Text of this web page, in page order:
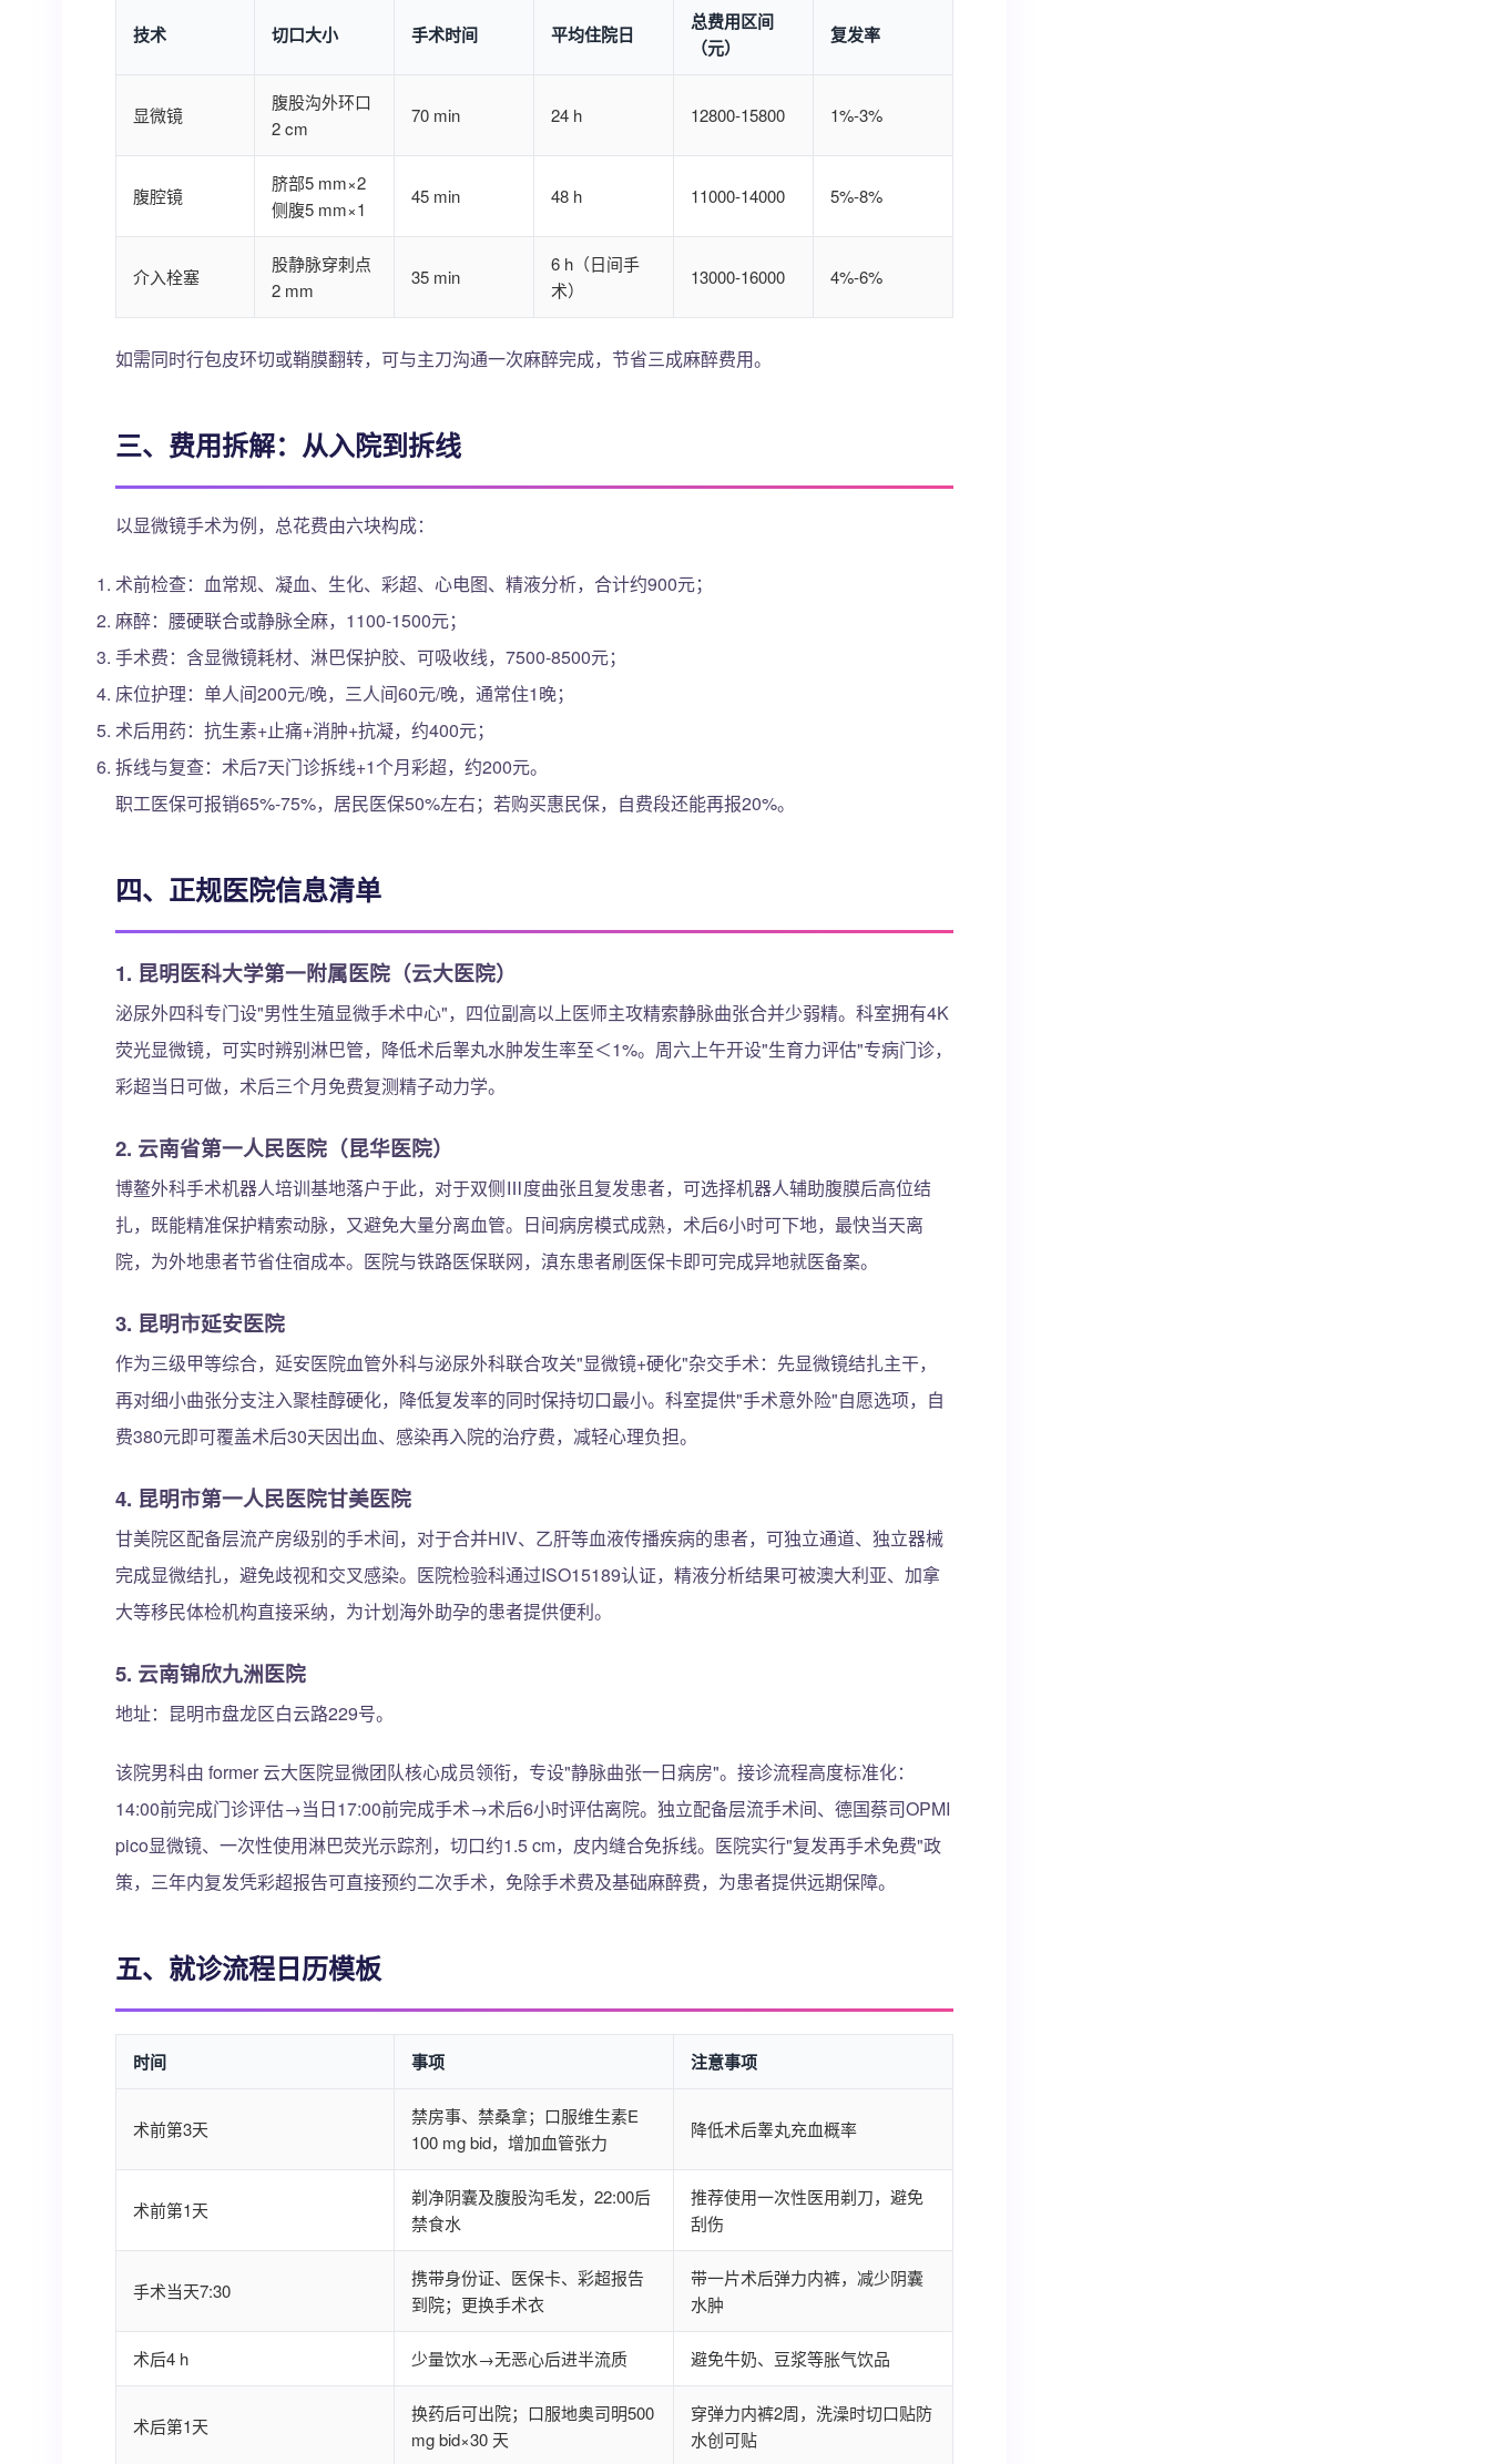
技术 切口大小 手术时间 平均住院日
总费用区间
（元）
复发率
显微镜
腹股沟外环口
2 cm
70 min 24 h 12800-15800 1%-3%
腹腔镜
脐部5 mm×2
侧腹5 mm×1
45 min 48 h 11000-14000 5%-8%
介入栓塞
股静脉穿刺点
2 mm
35 min
6 h（日间手
术）
13000-16000 4%-6%
如需同时行包皮环切或鞘膜翻转，可与主刀沟通一次麻醉完成，节省三成麻醉费用。
三、费用拆解：从入院到拆线
以显微镜手术为例，总花费由六块构成：
术前检查：血常规、凝血、生化、彩超、心电图、精液分析，合计约900元；
麻醉：腰硬联合或静脉全麻，1100-1500元；
手术费：含显微镜耗材、淋巴保护胶、可吸收线，7500-8500元；
床位护理：单人间200元/晚，三人间60元/晚，通常住1晚；
术后用药：抗生素+止痛+消肿+抗凝，约400元；
拆线与复查：术后7天门诊拆线+1个月彩超，约200元。
职工医保可报销65%-75%，居民医保50%左右；若购买惠民保，自费段还能再报20%。
四、正规医院信息清单
1. 昆明医科大学第一附属医院（云大医院）
泌尿外四科专门设"男性生殖显微手术中心"，四位副高以上医师主攻精索静脉曲张合并少弱精。科室拥有4K
荧光显微镜，可实时辨别淋巴管，降低术后睾丸水肿发生率至＜1%。周六上午开设"生育力评估"专病门诊，
彩超当日可做，术后三个月免费复测精子动力学。
2. 云南省第一人民医院（昆华医院）
博鳌外科手术机器人培训基地落户于此，对于双侧Ⅲ度曲张且复发患者，可选择机器人辅助腹膜后高位结
扎，既能精准保护精索动脉，又避免大量分离血管。日间病房模式成熟，术后6小时可下地，最快当天离
院，为外地患者节省住宿成本。医院与铁路医保联网，滇东患者刷医保卡即可完成异地就医备案。
3. 昆明市延安医院
作为三级甲等综合，延安医院血管外科与泌尿外科联合攻关"显微镜+硬化"杂交手术：先显微镜结扎主干，
再对细小曲张分支注入聚桂醇硬化，降低复发率的同时保持切口最小。科室提供"手术意外险"自愿选项，自
费380元即可覆盖术后30天因出血、感染再入院的治疗费，减轻心理负担。
4. 昆明市第一人民医院甘美医院
甘美院区配备层流产房级别的手术间，对于合并HIV、乙肝等血液传播疾病的患者，可独立通道、独立器械
完成显微结扎，避免歧视和交叉感染。医院检验科通过ISO15189认证，精液分析结果可被澳大利亚、加拿
大等移民体检机构直接采纳，为计划海外助孕的患者提供便利。
5. 云南锦欣九洲医院
地址：昆明市盘龙区白云路229号。
该院男科由 former 云大医院显微团队核心成员领衔，专设"静脉曲张一日病房"。接诊流程高度标准化：
14:00前完成门诊评估→当日17:00前完成手术→术后6小时评估离院。独立配备层流手术间、德国蔡司OPMI
pico显微镜、一次性使用淋巴荧光示踪剂，切口约1.5 cm，皮内缝合免拆线。医院实行"复发再手术免费"政
策，三年内复发凭彩超报告可直接预约二次手术，免除手术费及基础麻醉费，为患者提供远期保障。
五、就诊流程日历模板
时间 事项 注意事项
术前第3天
禁房事、禁桑拿；口服维生素E
100 mg bid，增加血管张力
降低术后睾丸充血概率
术前第1天
剃净阴囊及腹股沟毛发，22:00后
禁食水
推荐使用一次性医用剃刀，避免
刮伤
手术当天7:30
携带身份证、医保卡、彩超报告
到院；更换手术衣
带一片术后弹力内裤，减少阴囊
水肿
术后4 h 少量饮水→无恶心后进半流质 避免牛奶、豆浆等胀气饮品
术后第1天
换药后可出院；口服地奥司明500
mg bid×30 天
穿弹力内裤2周，洗澡时切口贴防
水创可贴